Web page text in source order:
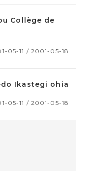
Collège de
05-11 / 2001-05-18
Ikastegi ohia
05-11 / 2001-05-18